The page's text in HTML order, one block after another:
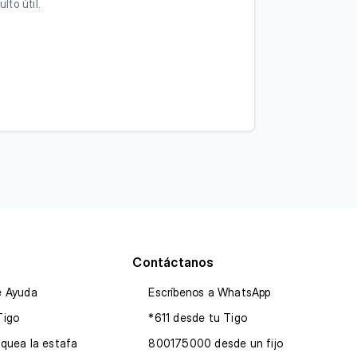
útil.
Ayuda
la estafa
Contáctanos
Escríbenos a WhatsApp
*611 desde tu Tigo
800175000 desde un fijo